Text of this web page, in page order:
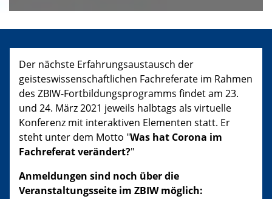
Der nächste Erfahrungsaustausch der
geisteswissenschaftlichen Fachreferate im Rahmen
des ZBIW-Fortbildungsprogramms findet am 23.
und 24. März 2021 jeweils halbtags als virtuelle
Konferenz mit interaktiven Elementen statt. Er
steht unter dem Motto "Was hat Corona im
Fachreferat verändert?"
Anmeldungen sind noch über die
Veranstaltungsseite im ZBIW möglich: